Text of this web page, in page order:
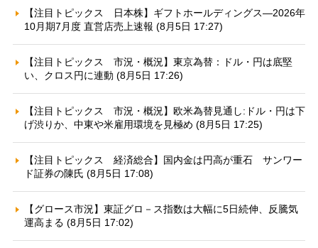
【注目トピックス 日本株】ギフトホールディングス—2026年
10月期7月度 直営店売上速報 (8月5日 17:27)
【注目トピックス 市況・概況】東京為替：ドル・円は底堅
い、クロス円に連動 (8月5日 17:26)
【注目トピックス 市況・概況】欧米為替見通し:ドル・円は下
げ渋りか、中東や米雇用環境を見極め (8月5日 17:25)
【注目トピックス 経済総合】国内金は円高が重石 サンワー
ド証券の陳氏 (8月5日 17:08)
【グロース市況】東証グロ－ス指数は大幅に5日続伸、反騰気
運高まる (8月5日 17:02)